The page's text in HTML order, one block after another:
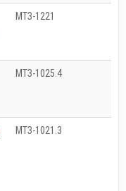
МТЗ-1221
МТЗ-1025.4
МТЗ-1021.3